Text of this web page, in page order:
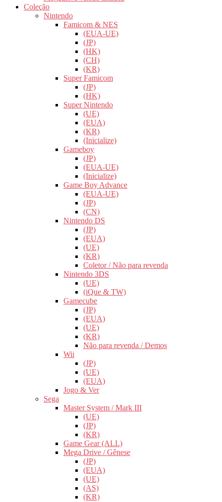
Coleção
Nintendo
Famicom & NES
(EUA-UE)
(JP)
(HK)
(CH)
(KR)
Super Famicom
(JP)
(HK)
Super Nintendo
(UE)
(EUA)
(KR)
(Inicialize)
Gameboy
(JP)
(EUA-UE)
(Inicialize)
Game Boy Advance
(EUA-UE)
(JP)
(CN)
Nintendo DS
(JP)
(EUA)
(UE)
(KR)
Coletor / Não para revenda
Nintendo 3DS
(UE)
(iQue & TW)
Gamecube
(JP)
(EUA)
(UE)
(KR)
Não para revenda / Demos
Wii
(JP)
(UE)
(EUA)
Jogo & Ver
Sega
Master System / Mark III
(UE)
(JP)
(KR)
Game Gear (ALL)
Mega Drive / Gênese
(JP)
(EUA)
(UE)
(AS)
(KR)